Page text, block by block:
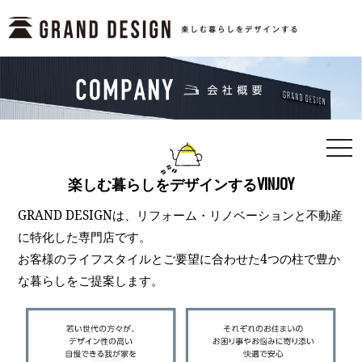
楽しむ暮らしをデザインするVINJOY
GRAND DESIGNは、リフォーム・リノベーションと不動産
に特化した専門店です。
お客様のライフスタイルとご要望に合わせた4つの柱で豊か
な暮らしをご提案します。